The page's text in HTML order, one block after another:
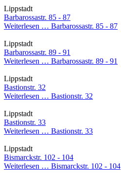
Lippstadt
Barbarossastr. 85 - 87
Weiterlesen … Barbarossastr. 85 - 87
Lippstadt
Barbarossastr. 89 - 91
Weiterlesen … Barbarossastr. 89 - 91
Lippstadt
Bastionstr. 32
Weiterlesen … Bastionstr. 32
Lippstadt
Bastionstr. 33
Weiterlesen … Bastionstr. 33
Lippstadt
Bismarckstr. 102 - 104
Weiterlesen … Bismarckstr. 102 - 104